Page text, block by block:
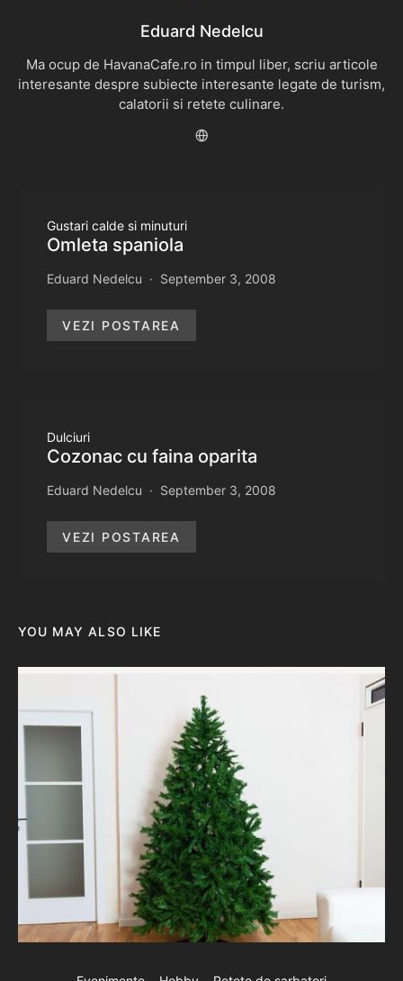
Eduard Nedelcu
Ma ocup de HavanaCafe.ro in timpul liber, scriu articole
interesante despre subiecte interesante legate de turism,
calatorii si retete culinare.
Gustari calde si minuturi
Omleta spaniola
Eduard Nedelcu September 3, 2008
VEZI POSTAREA
Dulciuri
Cozonac cu faina oparita
Eduard Nedelcu September 3, 2008
VEZI POSTAREA
YOU MAY ALSO LIKE